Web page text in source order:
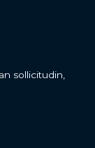
sollicitudin,